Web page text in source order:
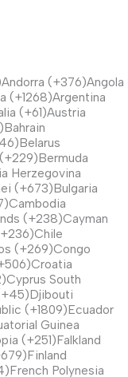
(+376)Angola
(+1268)Argentina
(+61)Austria
Herzegovina
(+673)Bulgaria
(+238)Cayman
(+269)Congo
South
(+1809)Ecuador
Guinea
(+251)Falkland
Polynesia